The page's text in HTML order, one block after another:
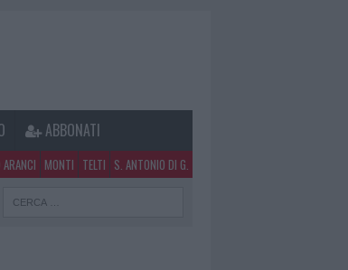
ABBONATI
ARANCI MONTI TELTI S. ANTONIO DI G.